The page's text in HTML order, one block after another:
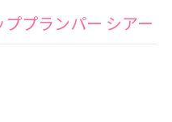
プランパー シアー